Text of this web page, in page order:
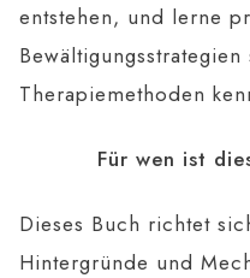
entstehen, und lerne
Therapiemethoden
Für wen ist
Dieses Buch richtet
Hintergründe und